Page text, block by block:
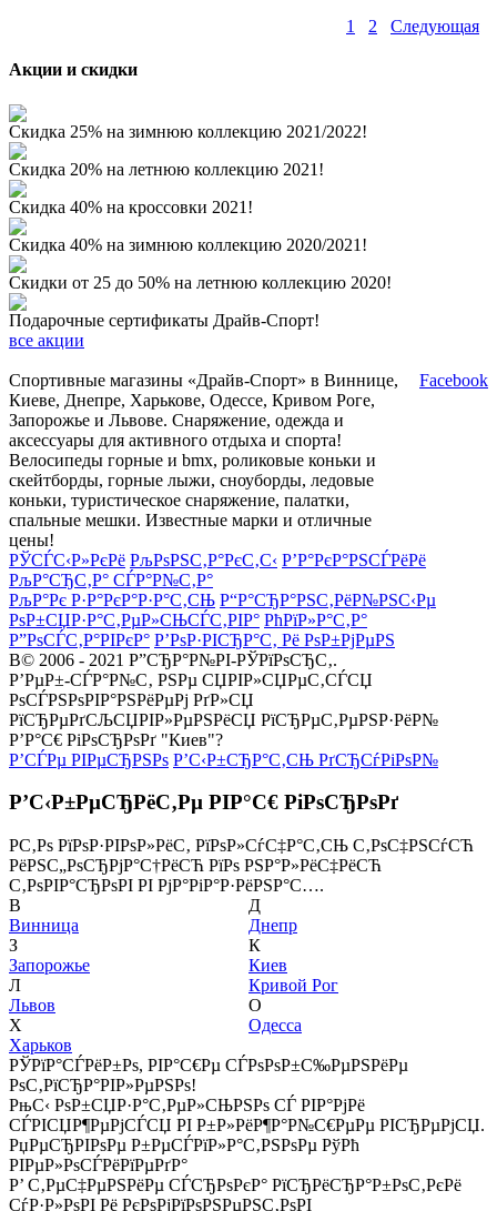
1
2 Следующая
Акции и скидки
Скидка 25% на зимнюю коллекцию 2021/2022!
Скидка 20% на летнюю коллекцию 2021!
Скидка 40% на кроссовки 2021!
Скидка 40% на зимнюю коллекцию 2020/2021!
Скидки от 25 до 50% на летнюю коллекцию 2020!
Подарочные сертификаты Драйв-Спорт!
все акции
Спортивные магазины «Драйв-Спорт» в Виннице,
Киеве, Днепре, Харькове, Одессе, Кривом Роге,
Запорожье и Львове. Снаряжение, одежда и
аксессуары для активного отдыха и спорта!
Велосипеды горные и bmx, роликовые коньки и
скейтборды, горные лыжи, сноуборды, ледовые
коньки, туристическое снаряжение, палатки,
спальные мешки. Известные марки и отличные
цены!
Facebook
РЎСЃС‹Р»РєРё РљРѕРЅС‚Р°РєС‚С‹ Р’Р°РєР°РЅСЃРёРё
РљР°СЂС‚Р° СЃР°Р№С‚Р°
РљР°Рє Р·Р°РєР°Р·Р°С‚СЊ Р“Р°СЂР°РЅС‚РёР№РЅС‹Рµ
РѕР±СЏР·Р°С‚РµР»СЊСЃС‚РІР° РћРїР»Р°С‚Р°
Р”РѕСЃС‚Р°РІРєР° Р’РѕР·РІСЂР°С‚ Рё РѕР±РјРµРЅ
В© 2006 - 2021 Р”СЂР°Р№РІ-РЎРїРѕСЂС‚.
Р’РµР±-СЃР°Р№С‚ РЅРµ СЏРІР»СЏРµС‚СЃСЏ
РѕСЃРЅРѕРІР°РЅРёРµРј РґР»СЏ
РїСЂРµРґСЉСЏРІР»РµРЅРёСЏ РїСЂРµС‚РµРЅР·РёР№
Р’Р°С€ РіРѕСЂРѕРґ "Киев"?
Р’СЃРµ РІРµСЂРЅРѕ Р’С‹Р±СЂР°С‚СЊ РґСЂСѓРіРѕР№
Р’С‹Р±РµСЂРёС‚Рµ РІР°С€ РіРѕСЂРѕРґ
Р­С‚Рѕ РїРѕР·РІРѕР»РёС‚ РїРѕР»СѓС‡Р°С‚СЊ С‚РѕС‡РЅСѓСЋ
РёРЅС„РѕСЂРјР°С†РёСЋ РїРѕ РЅР°Р»РёС‡РёСЋ
С‚РѕРІР°СЂРѕРІ РІ РјР°РіР°Р·РёРЅР°С….
В
Винница
З
Запорожье
Л
Львов
Х
Харьков
Д
Днепр
К
Киев
Кривой Рог
О
Одесса
РЎРїР°СЃРёР±Рѕ, РІР°С€Рµ СЃРѕРѕР±С‰РµРЅРёРµ
РѕС‚РїСЂР°РІР»РµРЅРѕ!
РњС‹ РѕР±СЏР·Р°С‚РµР»СЊРЅРѕ СЃ РІР°РјРё
СЃРІСЏР¶РµРјСЃСЏ РІ Р±Р»РёР¶Р°Р№С€РµРµ РІСЂРµРјСЏ.
РџРµСЂРІРѕРµ Р±РµСЃРїР»Р°С‚РЅРѕРµ РўРћ
РІРµР»РѕСЃРёРїРµРґР°
Р’ С‚РµС‡РµРЅРёРµ СЃСЂРѕРєР° РїСЂРёСЂР°Р±РѕС‚РєРё
СѓР·Р»РѕРІ Рё РєРѕРјРїРѕРЅРµРЅС‚РѕРІ